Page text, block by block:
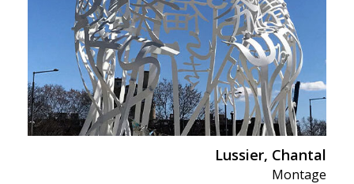
Lussier, Chantal
Montage